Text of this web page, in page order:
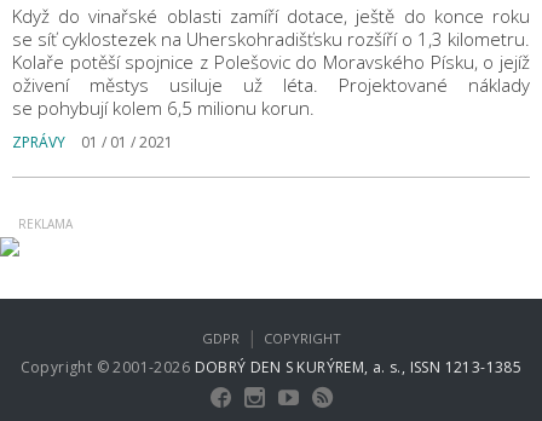
Když do vinařské oblasti zamíří dotace, ještě do konce roku
se síť cyklostezek na Uherskohradišťsku rozšíří o 1,3 kilometru.
Kolaře potěší spojnice z Polešovic do Moravského Písku, o jejíž
oživení městys usiluje už léta. Projektované náklady
se pohybují kolem 6,5 milionu korun.
ZPRÁVY 01 / 01 / 2021
Copyright © 2001-2026 DOBRÝ DEN S KURÝREM, a. s., ISSN 1213-1385
GDPR | COPYRIGHT